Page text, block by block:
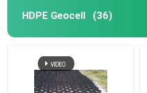
HDPE Geocell (36)